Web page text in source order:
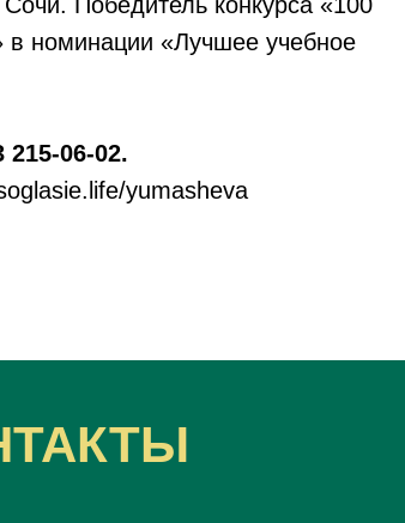
в номинации «Лучшее учебное
215-06-02.
yumasheva